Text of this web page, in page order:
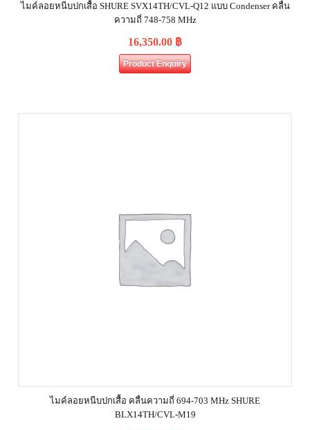
ไมค์ลอยหนีบปกเสื้อ SHURE SVX14TH/CVL-Q12 แบบ Condenser คลื่น
ความถี่ 748-758 MHz
16,350.00 ฿
Product Enquiry
ไมค์ลอยหนีบปกเสื้อ คลื่นความถี่ 694-703 MHz SHURE
BLX14TH/CVL-M19